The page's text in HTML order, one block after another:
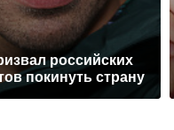
российских
покинуть страну